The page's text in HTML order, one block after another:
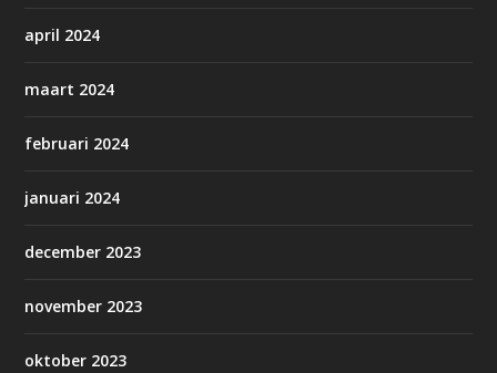
april 2024
maart 2024
februari 2024
januari 2024
december 2023
november 2023
oktober 2023